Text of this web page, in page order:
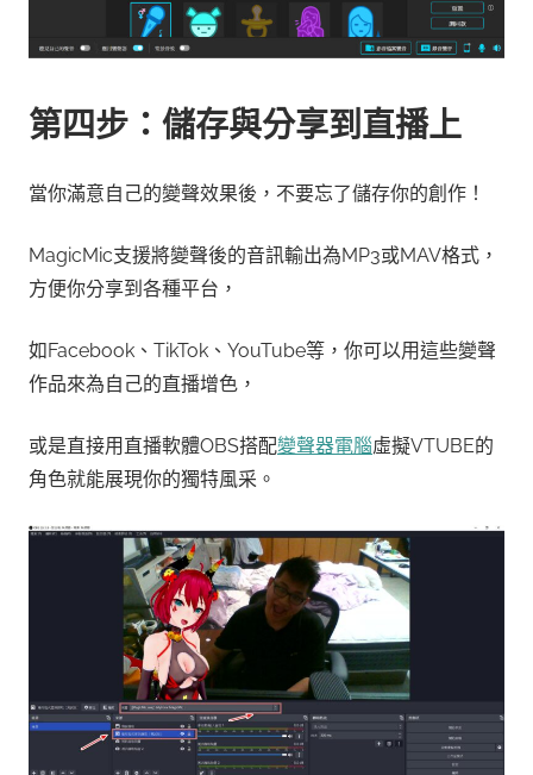
第四步：儲存與分享到直播上
當你滿意自己的變聲效果後，不要忘了儲存你的創作！
MagicMic支援將變聲後的音訊輸出為MP3或MAV格式，
方便你分享到各種平台，
如Facebook、TikTok、YouTube等，你可以用這些變聲
作品來為自己的直播增色，
或是直接用直播軟體OBS搭配變聲器電腦虛擬VTUBE的
角色就能展現你的獨特風采。